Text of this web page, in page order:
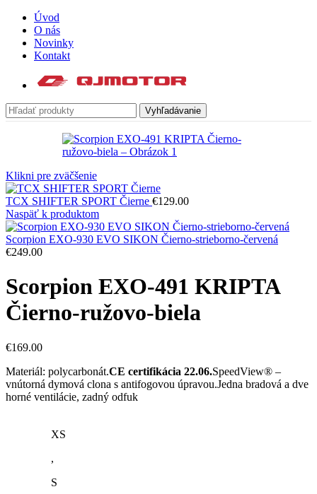
Úvod
O nás
Novinky
Kontakt
Vyhľadávanie
Klikni pre zväčšenie
TCX SHIFTER SPORT Čierne €129.00
Naspäť k produktom
Scorpion EXO-930 EVO SIKON Čierno-strieborno-červená
€249.00
Scorpion EXO-491 KRIPTA
Čierno-ružovo-biela
€169.00
Materiál: polycarbonát.CE certifikácia 22.06.SpeedView® –
vnútorná dymová clona s antifogovou úpravou.Jedna bradová a dve
horné ventilácie, zadný odfuk
XS
,
S